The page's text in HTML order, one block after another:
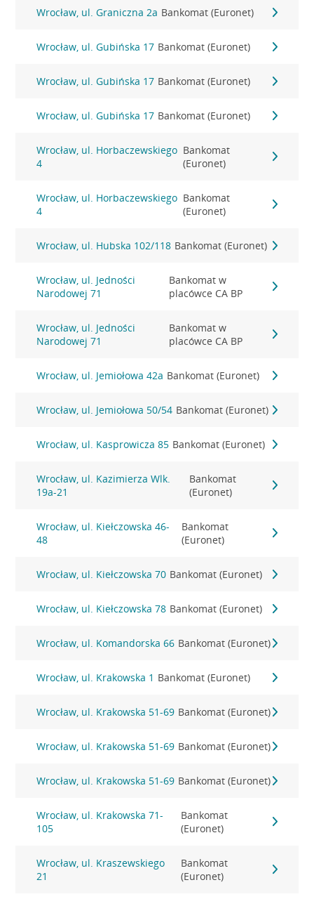
Wrocław, ul. Graniczna 2a Bankomat (Euronet)
Wrocław, ul. Gubińska 17 Bankomat (Euronet)
Wrocław, ul. Gubińska 17 Bankomat (Euronet)
Wrocław, ul. Gubińska 17 Bankomat (Euronet)
Wrocław, ul. Horbaczewskiego
4
Bankomat
(Euronet)
Wrocław, ul. Horbaczewskiego
4
Bankomat
(Euronet)
Wrocław, ul. Hubska 102/118 Bankomat (Euronet)
Wrocław, ul. Jedności
Narodowej 71
Bankomat w
placówce CA BP
Wrocław, ul. Jedności
Narodowej 71
Bankomat w
placówce CA BP
Wrocław, ul. Jemiołowa 42a Bankomat (Euronet)
Wrocław, ul. Jemiołowa 50/54 Bankomat (Euronet)
Wrocław, ul. Kasprowicza 85 Bankomat (Euronet)
Wrocław, ul. Kazimierza Wlk.
19a-21
Bankomat
(Euronet)
Wrocław, ul. Kiełczowska 46-
48
Bankomat
(Euronet)
Wrocław, ul. Kiełczowska 70 Bankomat (Euronet)
Wrocław, ul. Kiełczowska 78 Bankomat (Euronet)
Wrocław, ul. Komandorska 66 Bankomat (Euronet)
Wrocław, ul. Krakowska 1 Bankomat (Euronet)
Wrocław, ul. Krakowska 51-69 Bankomat (Euronet)
Wrocław, ul. Krakowska 51-69 Bankomat (Euronet)
Wrocław, ul. Krakowska 51-69 Bankomat (Euronet)
Wrocław, ul. Krakowska 71-
105
Bankomat
(Euronet)
Wrocław, ul. Kraszewskiego
21
Bankomat
(Euronet)